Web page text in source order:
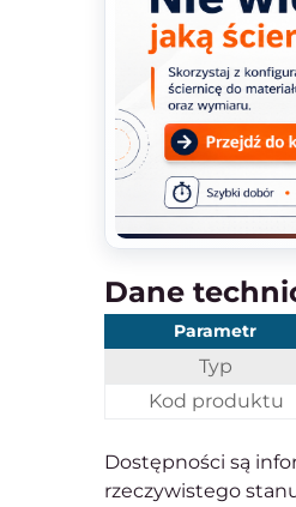
Dane
Parametr
Typ
Kod produktu
Dostępności są
rzeczywistego